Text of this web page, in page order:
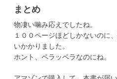
まとめ
物凄い噛み応えでしたね。
１００ページほどしかないのに
いかかりました。
ホント、ペラッペラなのにね。